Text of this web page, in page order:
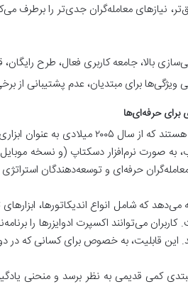
نیازهای معامله‌گران جدی‌تر را برطرف
بالا، جامعه کاربری فعال، طرح
برای مبتدیان، عدم پشتیبانی از
متاتریدر ۴ و ۵، پلتفرم‌های معاملاتی
به صورت نرم‌افزار دسکتاپ (و نسخه
می‌دهد که شامل انواع اندیکاتورها،
می‌توانند اکسپرت ادوایزرها را
مبتدی کمی قدیمی به نظر برسد و منحنی